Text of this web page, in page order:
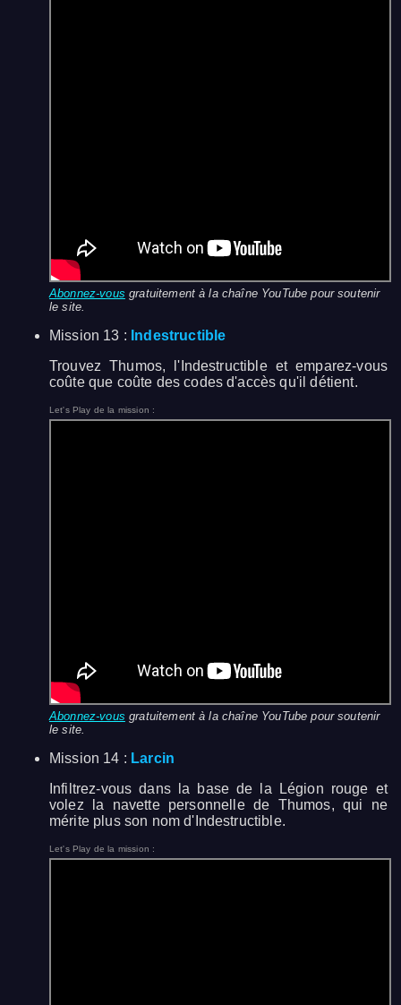
Abonnez-vous gratuitement à la chaîne YouTube pour soutenir
le site.
Mission 13 : Indestructible
Trouvez Thumos, l'Indestructible et emparez-vous
coûte que coûte des codes d'accès qu'il détient.
Let's Play de la mission :
Abonnez-vous gratuitement à la chaîne YouTube pour soutenir
le site.
Mission 14 : Larcin
Infiltrez-vous dans la base de la Légion rouge et
volez la navette personnelle de Thumos, qui ne
mérite plus son nom d'Indestructible.
Let's Play de la mission :